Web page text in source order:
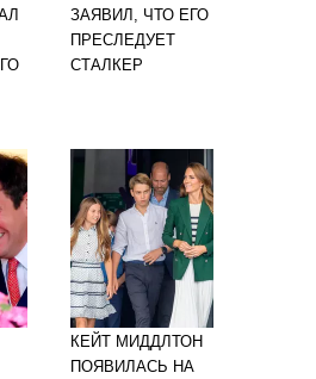
ЗАЯВИЛ, ЧТО ЕГО
ПРЕСЛЕДУЕТ
СТАЛКЕР
КЕЙТ МИДДЛТОН
ПОЯВИЛАСЬ НА